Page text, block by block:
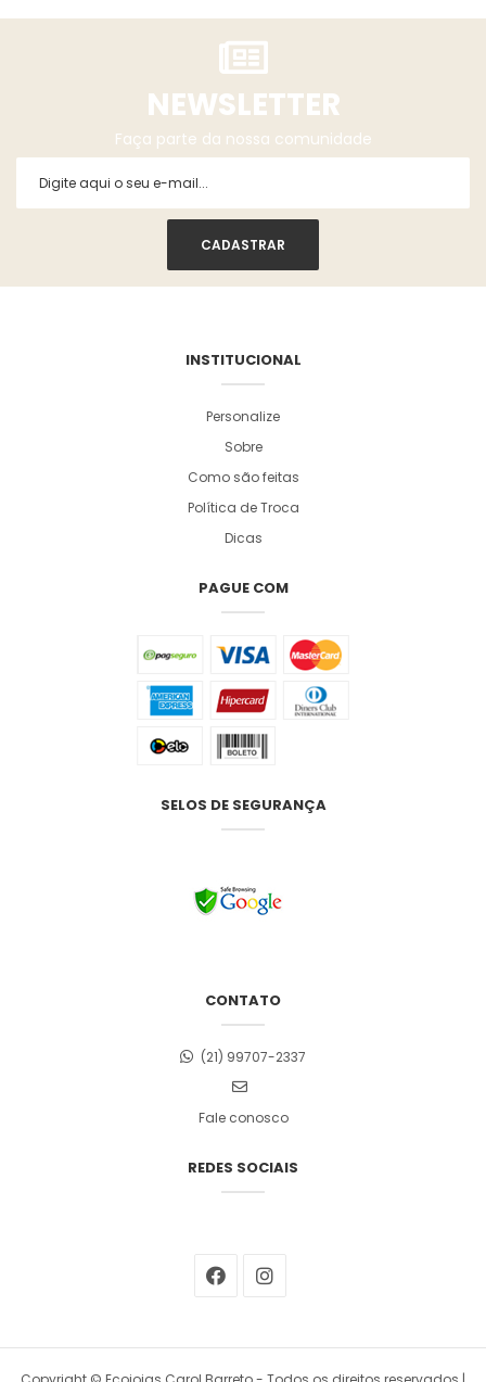
NEWSLETTER
Faça parte da nossa comunidade
INSTITUCIONAL
Personalize
Sobre
Como são feitas
Política de Troca
Dicas
PAGUE COM
SELOS DE SEGURANÇA
CONTATO
(21) 99707-2337
Fale conosco
REDES SOCIAIS